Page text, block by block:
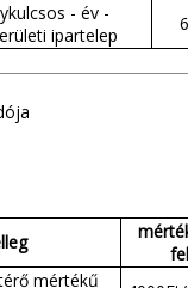
- év -
ipartelep
mértékű